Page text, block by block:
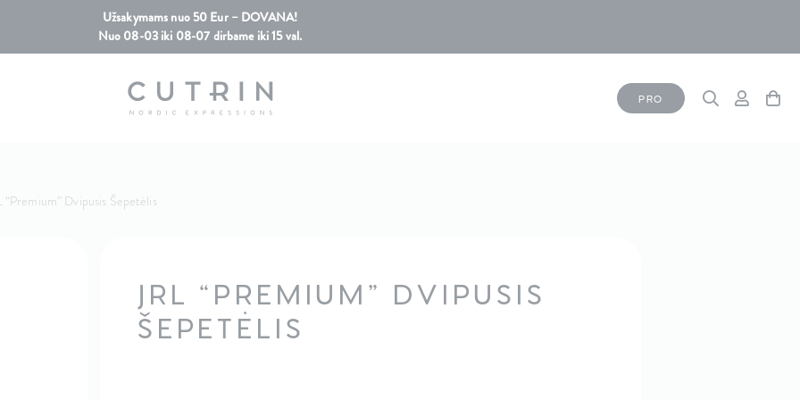
Užsakymams nuo 50 Eur – DOVANA!
Nuo 08-03 iki 08-07 dirbame iki 15 val.
PRO
“Premium” Dvipusis Šepetėlis
JRL “PREMIUM” DVIPUSIS
ŠEPETĖLIS